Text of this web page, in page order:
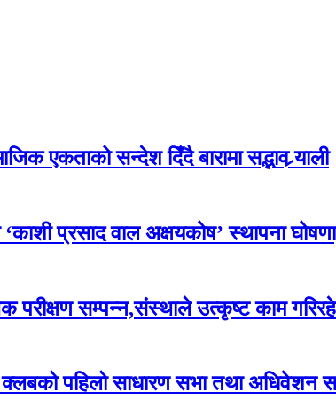
एकताको सन्देश दिँदै बारामा सद्भाव र्‍याली
प्रसाद वाल अक्षयकोष’ स्थापना घोषणा,
परीक्षण सम्पन्न,संस्थाले उत्कृष्ट काम
पहिलो साधारण सभा तथा अधिवेशन